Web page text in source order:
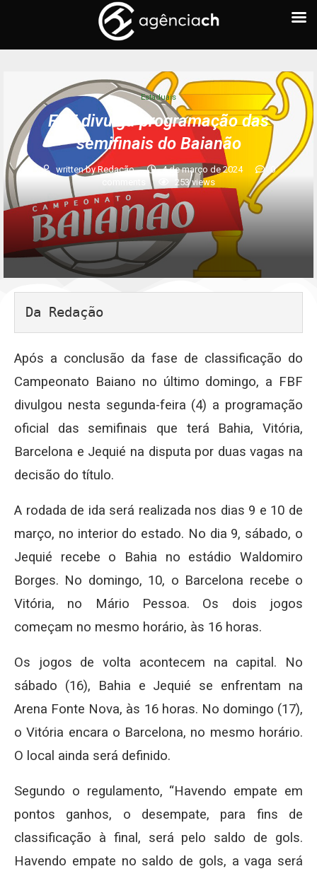
Estaduais
FBF divulga programação das
semifinais do Baianão
written byRedação 4 de março de 2024
0
253views
Da Redação
Após a conclusão da fase de classificação do
Campeonato Baiano no último domingo, a FBF
divulgou nesta segunda-feira (4) a programação
oficial das semifinais que terá Bahia, Vitória,
Barcelona e Jequié na disputa por duas vagas na
decisão do título.
A rodada de ida será realizada nos dias 9 e 10 de
março, no interior do estado. No dia 9, sábado, o
Jequié recebe o Bahia no estádio Waldomiro
Borges. No domingo, 10, o Barcelona recebe o
Vitória, no Mário Pessoa. Os dois jogos
começam no mesmo horário, às 16 horas.
Os jogos de volta acontecem na capital. No
sábado (16), Bahia e Jequié se enfrentam na
Arena Fonte Nova, às 16 horas. No domingo (17),
o Vitória encara o Barcelona, no mesmo horário.
O local ainda será definido.
Segundo o regulamento, “Havendo empate em
pontos ganhos, o desempate, para fins de
classificação à final, será pelo saldo de gols.
Havendo empate no saldo de gols, a vaga será